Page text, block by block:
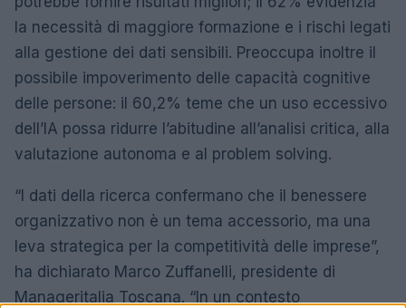
la necessità di maggiore formazione e i rischi legati
alla gestione dei dati sensibili. Preoccupa inoltre il
possibile impoverimento delle capacità cognitive
delle persone: il 60,2% teme che un uso eccessivo
dell’IA possa ridurre l’abitudine all’analisi critica, alla
valutazione autonoma e al problem solving.
“I dati della ricerca confermano che il benessere
organizzativo non è un tema accessorio, ma una
leva strategica per la competitività delle imprese”,
ha dichiarato Marco Zuffanelli, presidente di
Manageritalia Toscana. “In un contesto